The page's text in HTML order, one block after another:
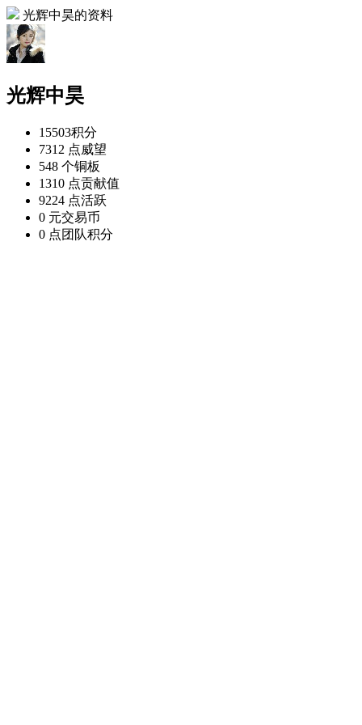
光辉中昊的资料
光辉中昊
15503积分
7312 点威望
548 个铜板
1310 点贡献值
9224 点活跃
0 元交易币
0 点团队积分